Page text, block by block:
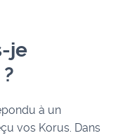
je
à un
vos Korus. Dans